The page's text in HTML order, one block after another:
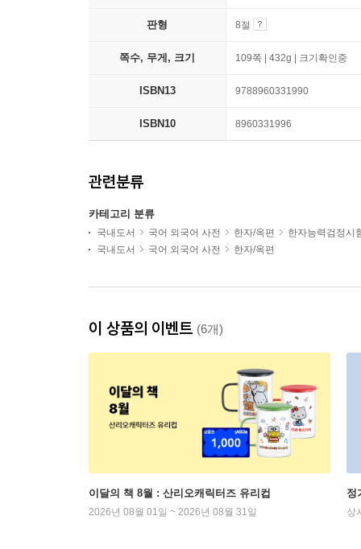
판형 8절
쪽수, 무게, 크기 109쪽 | 432g | 크기확인중
ISBN13 9788960331990
ISBN10 8960331996
관련분류
카테고리 분류
국내도서 국어 외국어 사전 한자/옥편
한자능력검정시
국내도서
국어 외국어 사전 한자/옥편
이 상품의 이벤트 (6개)
이달의 책 8월 : 산리오캐릭터즈 유리컵
2026년 08월 01일 ~ 2026년 08월 31일
정
상